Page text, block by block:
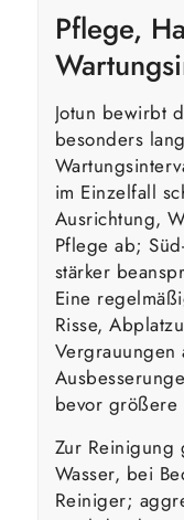
Pflege,
Jotun bewirbt
besonders
im Einzelfall
Ausrichtung,
Pflege ab;
stärker
Eine
Risse,
bevor größere
Zur Reinigung
Wasser, bei
Reiniger;